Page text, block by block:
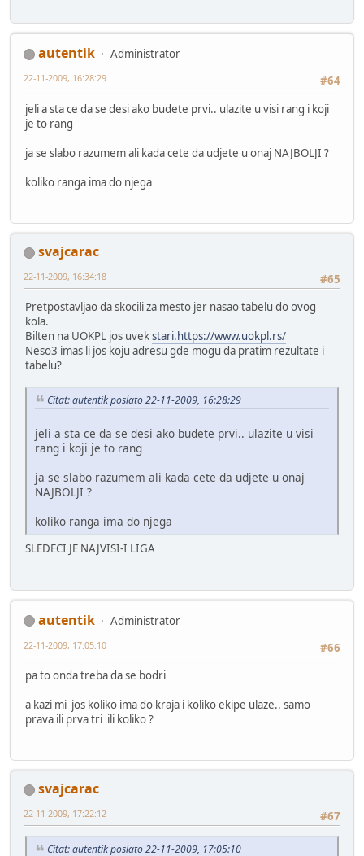
autentik
Administrator
#64
22-11-2009, 16:28:29
jeli a sta ce da se desi ako budete prvi.. ulazite u visi rang i koji
je to rang
ja se slabo razumem ali kada cete da udjete u onaj NAJBOLJI ?
koliko ranga ima do njega
svajcarac
#65
22-11-2009, 16:34:18
Pretpostavljao da skocili za mesto jer nasao tabelu do ovog
kola.
Bilten na UOKPL jos uvekstari.https://www.uokpl.rs/
Neso3 imas li jos koju adresu gde mogu da pratim rezultate i
tabelu?
Citat: autentik poslato 22-11-2009, 16:28:29
jeli a sta ce da se desi ako budete prvi.. ulazite u visi
rang i koji je to rang
ja se slabo razumem ali kada cete da udjete u onaj
NAJBOLJI ?
koliko ranga ima do njega
SLEDECI JE NAJVISI-I LIGA
autentik
Administrator
#66
22-11-2009, 17:05:10
pa to onda treba da se bodri
a kazi mi jos koliko ima do kraja i koliko ekipe ulaze.. samo
prava ili prva tri ili koliko ?
svajcarac
#67
22-11-2009, 17:22:12
Citat: autentik poslato 22-11-2009, 17:05:10